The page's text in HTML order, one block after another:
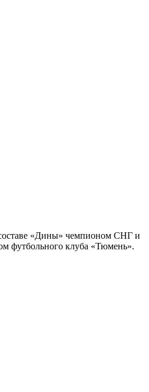
составе «Дины» чемпионом СНГ и
футбольного клуба «Тюмень».